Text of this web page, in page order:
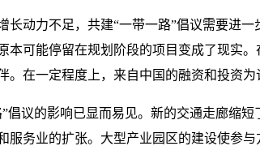
长动力不足，共建“一带一路”倡议需要进
本可能停留在规划阶段的项目变成了现实
。在一定程度上，来自中国的融资和投资为
倡议的影响已显而易见。新的交通走廊缩
服务业的扩张。大型产业园区的建设使参